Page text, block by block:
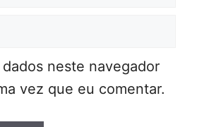
neste navegador
vez que eu comentar.